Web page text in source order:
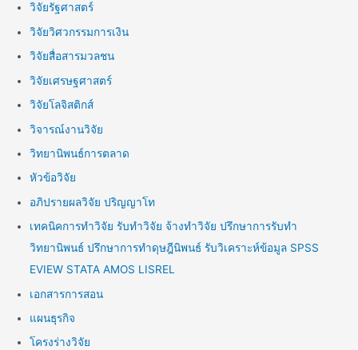
วิจัยรัฐศาสตร์
วิจัยวิศวกรรมการเงิน
วิจัยสื่อสารมวลชน
วิจัยเศรษฐศาสตร์
วิจัยโลจิสติกส์
วิจารณ์งานวิจัย
วิทยานิพนธ์การตลาด
หัวข้อวิจัย
อภิปรายผลวิจัย ปริญญาโท
เทคนิคการทำวิจัย รับทำวิจัย จ้างทำวิจัย ปรึกษาการรับทำ
วิทยานิพนธ์ ปรึกษาการทำดุษฎีนิพนธ์ รับวิเคราะห์ข้อมูล SPSS
EVIEW STATA AMOS LISREL
เอกสารการสอน
แผนธุรกิจ
โครงร่างวิจัย